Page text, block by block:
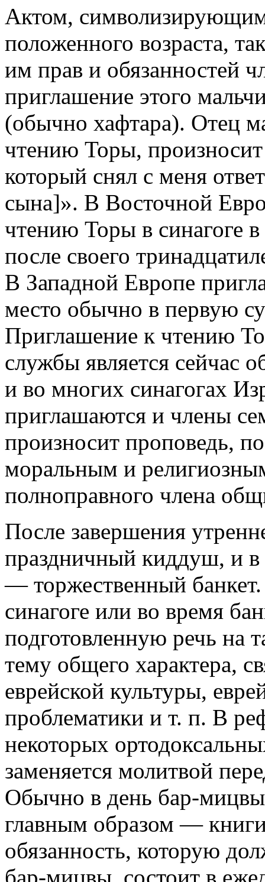
Актом,
положенного возраста,
им прав и обязанностей
приглашение этого
(обычно хафтара). Отец
чтению Торы,
который снял с меня
сына]». В Восточной
чтению Торы в синагоге
после своего
В Западной Европе
место обычно в первую
Приглашение к чтению
службы является сейчас
и во многих синагогах
приглашаются и члены
произносит проповедь,
моральным и
полноправного члена
После завершения
праздничный киддуш, и
— торжественный
синагоге или во время
подготовленную речь на
тему общего характера,
еврейской культуры,
проблематики и т. п. В
некоторых
заменяется молитвой
Обычно в день бар-
главным образом —
обязанность, которую